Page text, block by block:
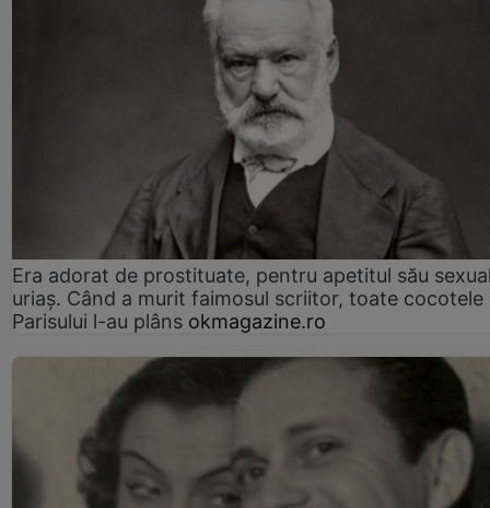
Era adorat de prostituate, pentru apetitul său
uriaș. Când a murit faimosul scriitor, toate cocotele
Parisului l-au plâns okmagazine.ro